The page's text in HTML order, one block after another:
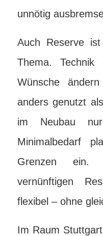
unnötig
Auch Reserve
Thema. Technik
Wünsche
anders genutzt
im Neubau
Minimalbedarf
Grenzen ein.
vernünftigen
flexibel – ohne
Im Raum